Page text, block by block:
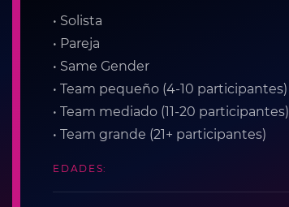
• Solista
• Pareja
• Same Gender
• Team pequeño (4-10 participantes)
• Team mediado (11-20 participantes)
• Team grande (21+ participantes)
EDADES: